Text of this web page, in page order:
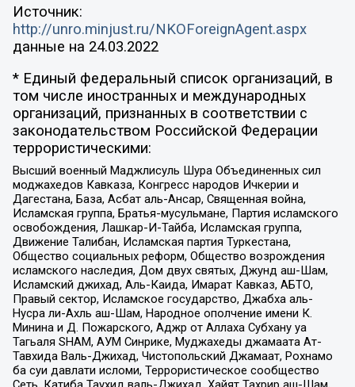
Источник:
http://unro.minjust.ru/NKOForeignAgent.aspx
данные на 24.03.2022
* Единый федеральный список организаций, в
том числе иностранных и международных
организаций, признанных в соответствии с
законодательством Российской Федерации
террористическими:
Высший военный Маджлисуль Шура Объединенных сил
моджахедов Кавказа, Конгресс народов Ичкерии и
Дагестана, База, Асбат аль-Ансар, Священная война,
Исламская группа, Братья-мусульмане, Партия исламского
освобождения, Лашкар-И-Тайба, Исламская группа,
Движение Талибан, Исламская партия Туркестана,
Общество социальных реформ, Общество возрождения
исламского наследия, Дом двух святых, Джунд аш-Шам,
Исламский джихад, Аль-Каида, Имарат Кавказ, АБТО,
Правый сектор, Исламское государство, Джабха аль-
Нусра ли-Ахль аш-Шам, Народное ополчение имени К.
Минина и Д. Пожарского, Аджр от Аллаха Субхану уа
Тагьаля SHAM, АУМ Синрике, Муджахеды джамаата Ат-
Тавхида Валь-Джихад, Чистопольский Джамаат, Рохнамо
ба суи давлати исломи, Террористическое сообщество